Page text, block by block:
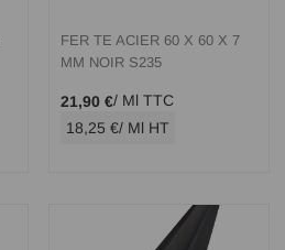
FER TE ACIER 60 X 60 X 7
MM NOIR S235
21,90 €/ Ml TTC
18,25 €/ Ml HT